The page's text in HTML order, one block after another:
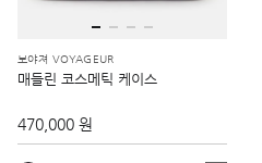
보야져 VOYAGEUR
매들린 코스메틱 케이스
470,000 원